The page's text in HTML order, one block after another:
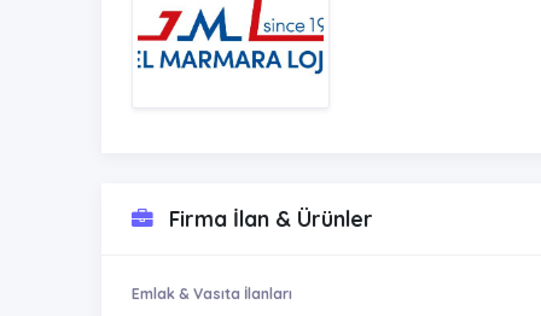
Firma İlan & Ürünler
Emlak & Vasıta İlanları